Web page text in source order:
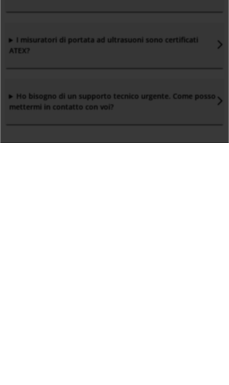
I misuratori di portata ad ultrasuoni sono certificati
ATEX?
Ho bisogno di un supporto tecnico urgente. Come posso
mettermi in contatto con voi?